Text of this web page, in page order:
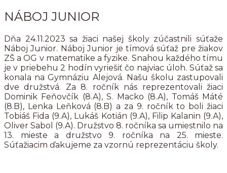
NÁBOJ JUNIOR
Dňa 24.11.2023 sa žiaci našej školy zúčastnili súťaže
Náboj Junior. Náboj Junior je tímová súťaž pre žiakov
ZŠ a OG v matematike a fyzike. Snahou každého tímu
je v priebehu 2 hodín vyriešiť čo najviac úloh. Súťaž sa
konala na Gymnáziu Alejová. Našu školu zastupovali
dve družstvá. Za 8. ročník nás reprezentovali žiaci
Dominik Feňovčík (8.A), S. Macko (8.A), Tomáš Máté
(8.B), Lenka Leňková (8.B) a za 9. ročník to boli žiaci
Tobiáš Fida (9.A), Lukáš Kotián (9.A), Filip Kalanin (9.A),
Oliver Sabol (9.A). Družstvo 8. ročníka sa umiestnilo na
13. mieste a družstvo 9. ročníka na 25. mieste.
Súťažiacim ďakujeme za vzornú reprezentáciu školy.